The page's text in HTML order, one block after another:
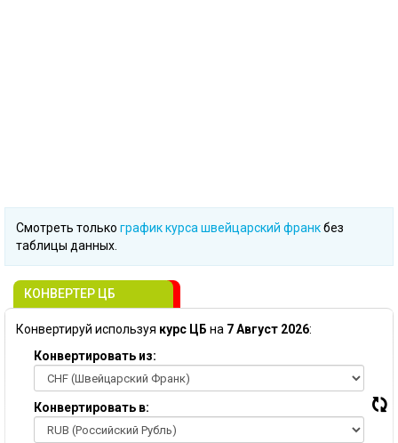
Смотреть только график курса швейцарский франкбез
таблицы данных.
КОНВЕРТЕР ЦБ
Конвертируй используя курс ЦБ на 7 Август 2026:
Конвертировать из:
Конвертировать в: